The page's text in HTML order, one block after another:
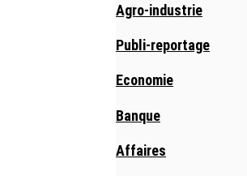
Agro-industrie
Publi-reportage
Economie
Banque
Affaires